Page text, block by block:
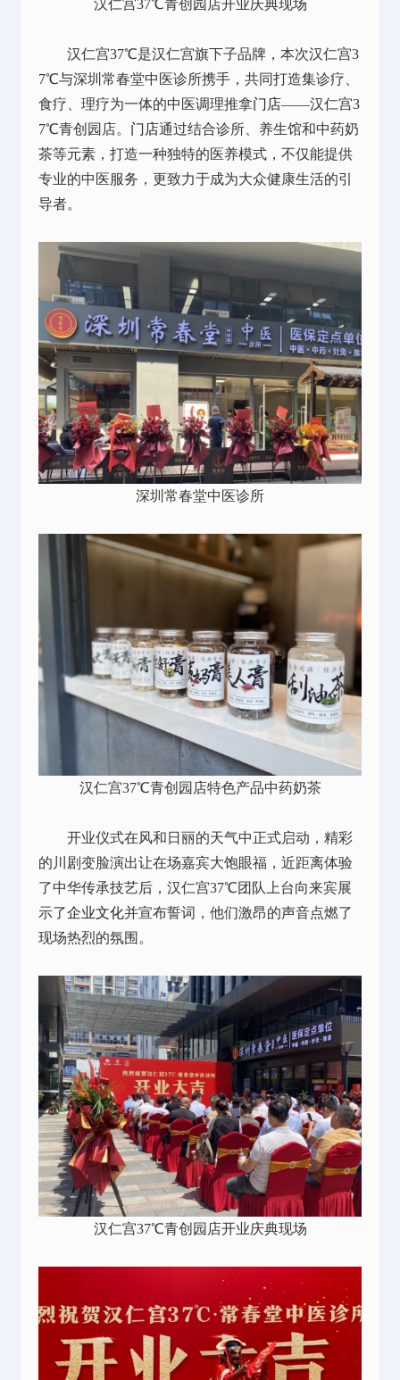
汉仁宫37℃青创园店开业庆典现场
汉仁宫37℃是汉仁宫旗下子品牌，本次汉仁宫3
7℃与深圳常春堂中医诊所携手，共同打造集诊疗、
食疗、理疗为一体的中医调理推拿门店——汉仁宫3
7℃青创园店。 门店通过结合诊所、养生馆和中药奶
茶等元素，打造一种独特的医养模式，不仅能提供
专业的中医服务，更致力于成为大众健康生活的引
导者。
深圳常春堂中医诊所
汉仁宫37℃青创园店特色产品中药奶茶
开业仪式在风和日丽的天气中正式启动，精彩
的川剧变脸演出让在场嘉宾大饱眼福，近距离体验
了中华传承技艺后，汉仁宫37℃团队上台向来宾展
示了企业文化并宣布誓词，他们激昂的声音点燃了
现场热烈的氛围。
汉仁宫37℃青创园店开业庆典现场